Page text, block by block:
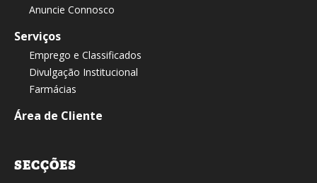
Anuncie Connosco
Serviços
Emprego e Classificados
Divulgação Institucional
Farmácias
Área de Cliente
SECÇÕES